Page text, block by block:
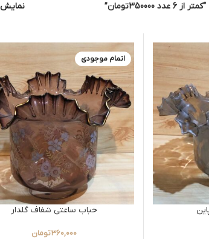
نمایش
اتمام موجودی
حباب ساعتی شفاف گلدار
360,000تومان